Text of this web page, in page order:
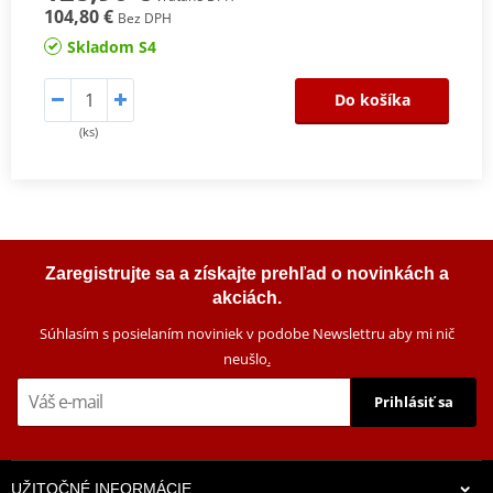
104,80 € Bez DPH
Skladom S4
(ks)
Do košíka
Zaregistrujte sa a získajte prehľad o novinkách a
akciách.
Súhlasím s posielaním noviniek v podobe Newslettru aby mi nič
neušlo.
Prihlásiť sa
UŽITOČNÉ INFORMÁCIE